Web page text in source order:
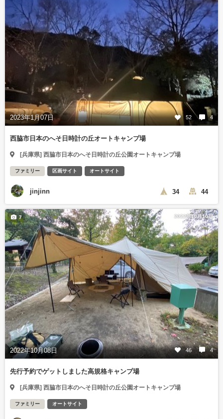
2023年1月07日 52 4
西脇市日本のへそ日時計の丘オートキャンプ場
[兵庫県] 西脇市日本のへそ日時計の丘公園オートキャンプ場
ファミリー 区画サイト オートサイト
jinjinn 34 44
2022年10月10日
2022年10月08日 46 4
7
先行予約でゲットしました高規格キャンプ場
[兵庫県] 西脇市日本のへそ日時計の丘公園オートキャンプ場
ファミリー オートサイト